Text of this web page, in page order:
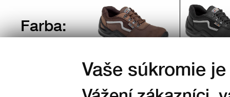
Vaše súkromie
Farba: